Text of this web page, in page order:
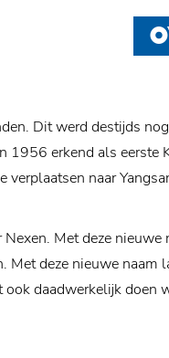
Dit werd destijds
1956 erkend als eerste
naar
Met deze
Met deze nieuwe naam
daadwerkelijk doen